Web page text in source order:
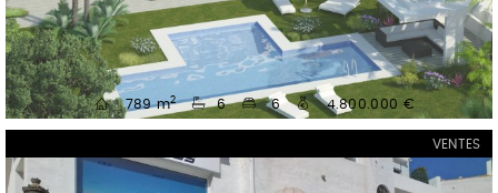
789 m2 6 6 4.800.000 €
VENTES